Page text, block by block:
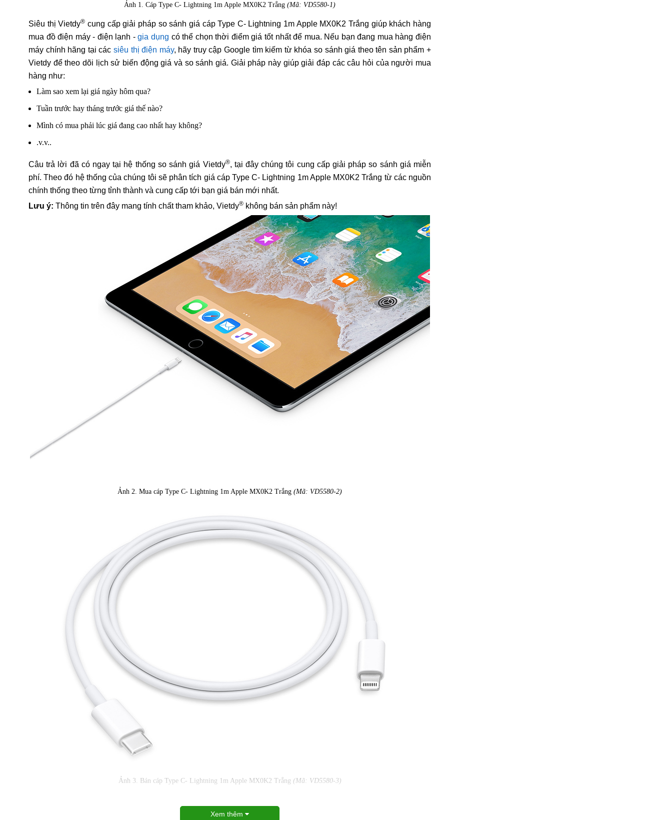
Ảnh 1. Cáp Type C- Lightning 1m Apple MX0K2 Trắng (Mã: VD5580-1)
Siêu thị Vietdy® cung cấp giải pháp so sánh giá cáp Type C- Lightning 1m Apple MX0K2 Trắng giúp khách hàng
mua đồ điện máy - điện lạnh -gia dụng có thể chọn thời điểm giá tốt nhất để mua. Nếu bạn đang mua hàng điện
máy chính hãng tại các siêu thị điện máy, hãy truy cập Google tìm kiếm từ khóa so sánh giá theo tên sản phẩm +
Vietdy để theo dõi lịch sử biến động giá và so sánh giá. Giải pháp này giúp giải đáp các câu hỏi của người mua
hàng như:
Làm sao xem lại giá ngày hôm qua?
Tuần trước hay tháng trước giá thế nào?
Mình có mua phải lúc giá đang cao nhất hay không?
.v.v..
Câu trả lời đã có ngay tại hệ thống so sánh giá Vietdy®, tại đây chúng tôi cung cấp giải pháp so sánh giá miễn
phí. Theo đó hệ thống của chúng tôi sẽ phân tích giá cáp Type C- Lightning 1m Apple MX0K2 Trắng từ các nguồn
chính thống theo từng tỉnh thành và cung cấp tới bạn giá bán mới nhất.
Lưu ý: Thông tin trên đây mang tính chất tham khảo, Vietdy® không bán sản phẩm này!
Ảnh 2. Mua cáp Type C- Lightning 1m Apple MX0K2 Trắng (Mã: VD5580-2)
Ảnh 3. Bán cáp Type C- Lightning 1m Apple MX0K2 Trắng (Mã: VD5580-3)
Xem thêm